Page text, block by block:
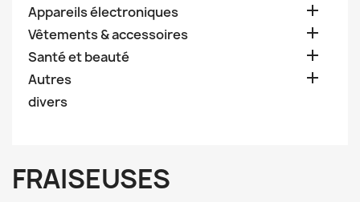
Appareils électroniques 
Vêtements & accessoires 
Santé et beauté 
Autres 
divers
FRAISEUSES